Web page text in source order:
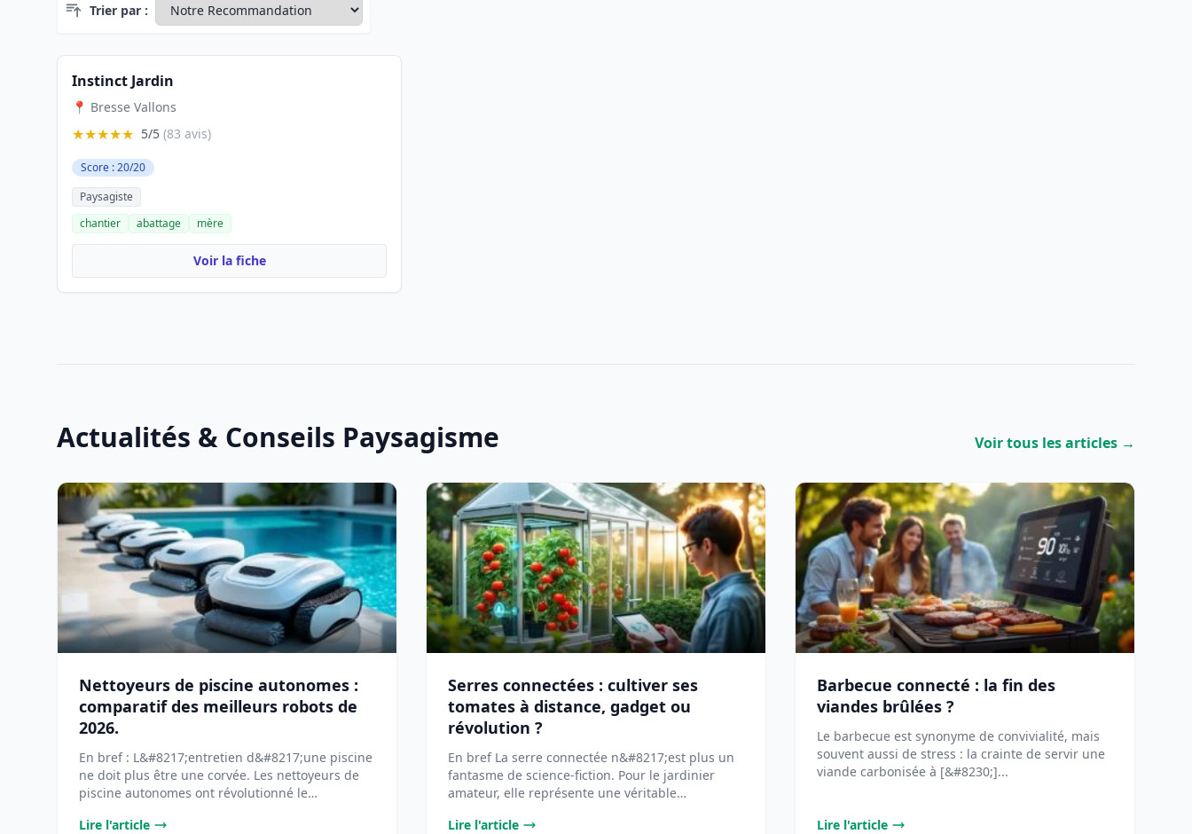
Trier par :
Instinct Jardin
📍 Bresse Vallons
★★★★★ 5/5 (83 avis)
Score : 20/20
Paysagiste
chantier
abattage mère
Voir la fiche
Actualités & Conseils Paysagisme Voir tous les articles →
Nettoyeurs de piscine autonomes :
comparatif des meilleurs robots de
2026.
En bref : L&#8217;entretien d&#8217;une piscine
ne doit plus être une corvée. Les nettoyeurs de
piscine autonomes ont révolutionné le
Lire l'article
Serres connectées : cultiver ses
tomates à distance, gadget ou
révolution ?
En bref La serre connectée n&#8217;est plus un
fantasme de science-fiction. Pour le jardinier
amateur, elle représente une véritable
Lire l'article
Barbecue connecté : la fin des
viandes brûlées ?
Le barbecue est synonyme de convivialité, mais
souvent aussi de stress : la crainte de servir une
viande carbonisée à [&#8230;]...
Lire l'article